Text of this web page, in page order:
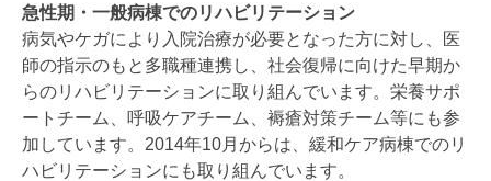
急性期・一般病棟でのリハビリテーション
病気やケガにより入院治療が必要となった方に対し、医
師の指示のもと多職種連携し、社会復帰に向けた早期か
らのリハビリテーションに取り組んでいます。栄養サポ
ートチーム、呼吸ケアチーム、褥瘡対策チーム等にも参
加しています。2014年10月からは、緩和ケア病棟でのリ
ハビリテーションにも取り組んでいます。